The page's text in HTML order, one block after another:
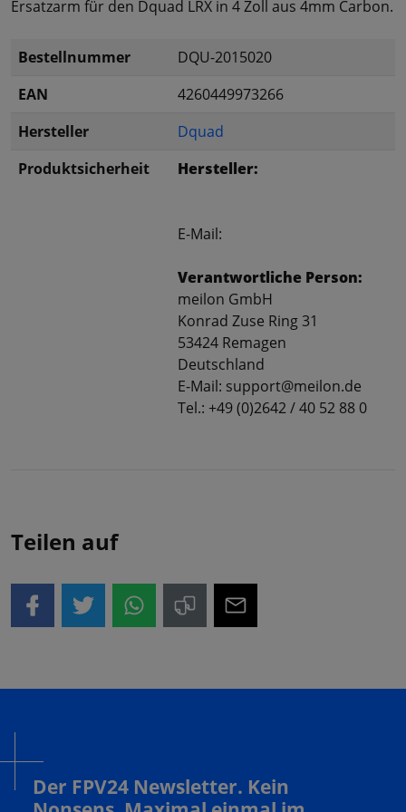
Ersatzarm für den Dquad LRX in 4 Zoll aus 4mm Carbon.
Bestellnummer
DQU-2015020
EAN
4260449973266
Hersteller
Dquad
Produktsicherheit
Hersteller:
E-Mail:
Verantwortliche Person:
meilon GmbH
Konrad Zuse Ring 31
53424 Remagen
Deutschland
E-Mail: support@meilon.de
Tel.: +49 (0)2642 / 40 52 88 0
Teilen auf
Der FPV24 Newsletter. Kein